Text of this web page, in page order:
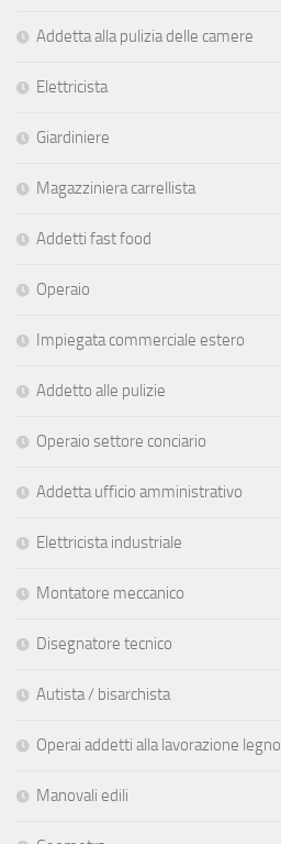
Addetta alla pulizia delle camere
Elettricista
Giardiniere
Magazziniera carrellista
Addetti fast food
Operaio
Impiegata commerciale estero
Addetto alle pulizie
Operaio settore conciario
Addetta ufficio amministrativo
Elettricista industriale
Montatore meccanico
Disegnatore tecnico
Autista / bisarchista
Operai addetti alla lavorazione legno
Manovali edili